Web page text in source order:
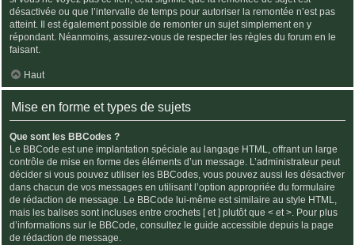
désactivée ou que l’intervalle de temps pour autoriser la remontée n’est pas
atteint. Il est également possible de remonter un sujet simplement en y
répondant. Néanmoins, assurez-vous de respecter les règles du forum en le
faisant.
Haut
Mise en forme et types de sujets
Que sont les BBCodes ?
Le BBCode est une implantation spéciale au langage HTML, offrant un large
contrôle de mise en forme des éléments d’un message. L’administrateur peut
décider si vous pouvez utiliser les BBCodes, vous pouvez aussi les désactiver
dans chacun de vos messages en utilisant l’option appropriée du formulaire
de rédaction de message. Le BBCode lui-même est similaire au style HTML,
mais les balises sont incluses entre crochets [ et ] plutôt que < et >. Pour plus
d’informations sur le BBCode, consultez le guide accessible depuis la page
de rédaction de message.